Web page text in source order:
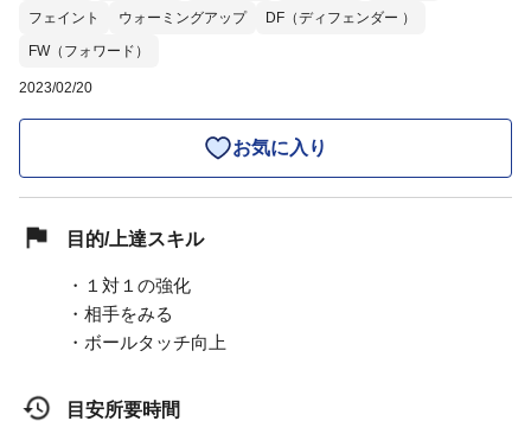
フェイント
ウォーミングアップ
DF（ディフェンダー ）
FW（フォワード）
2023/02/20
お気に入り
目的/上達スキル
・１対１の強化
・相手をみる
・ボールタッチ向上
目安所要時間